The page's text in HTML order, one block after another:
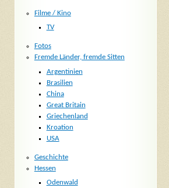
Filme / Kino
TV
Fotos
Fremde Länder, fremde Sitten
Argentinien
Brasilien
China
Great Britain
Griechenland
Kroation
USA
Geschichte
Hessen
Odenwald